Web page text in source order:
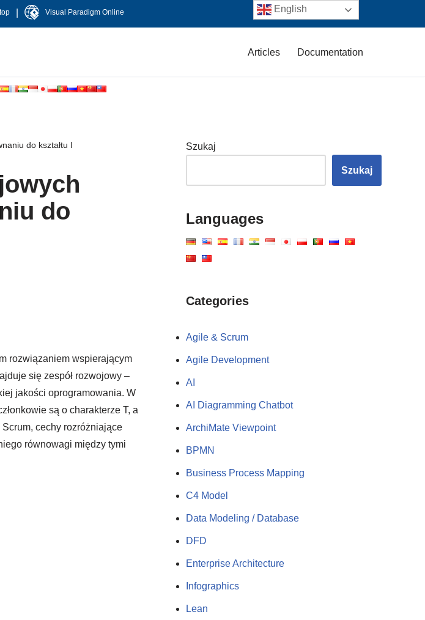
Visual Paradigm Online
Articles Documentation
do kształtu I
do
rozwiązaniem wspierającym
się zespół rozwojowy –
jakości oprogramowania. W
są o charakterze T, a
cechy rozróżniające
równowagi między tymi
Szukaj
Szukaj
Languages
Categories
Agile & Scrum
Agile Development
AI
AI Diagramming Chatbot
ArchiMate Viewpoint
BPMN
Business Process Mapping
C4 Model
Data Modeling / Database
DFD
Enterprise Architecture
Infographics
Lean
English